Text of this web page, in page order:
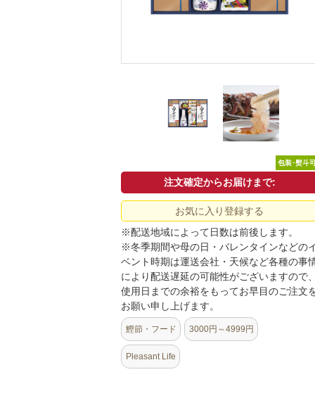
包装･熨斗
注文確定からお届けまで:
お気に入り登録する
※配送地域によって日数は前後します。
※冬季期間や母の日・バレンタインなどの
ベント時期は運送会社・天候など各種の事
により配送遅延の可能性がございますので
使用日までの余裕をもってお早目のご注文
お願い申し上げます。
鰹節・フード 3000円～4999円
Pleasant Life